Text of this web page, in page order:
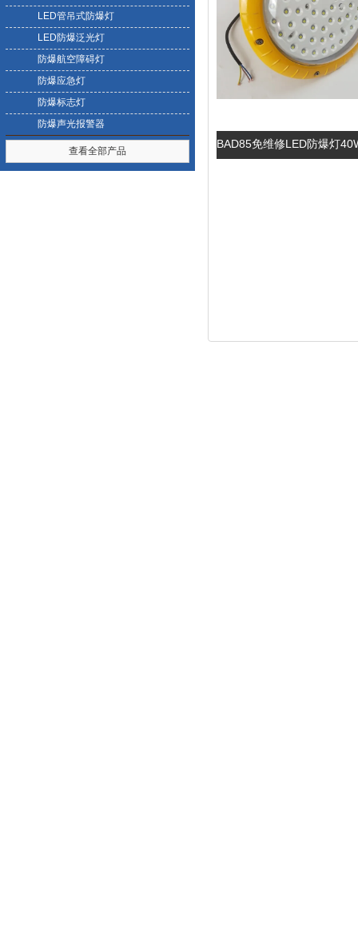
LED管吊式防爆灯
LED防爆泛光灯
防爆航空障碍灯
防爆应急灯
防爆标志灯
防爆声光报警器
查看全部产品
BAD85免维修LED防爆灯